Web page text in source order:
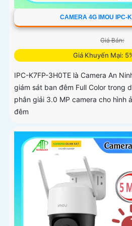
CAMERA 4G IMOU IPC-
Giá Bán:
Giá Khuyến Mại:
IPC-K7FP-3H0TE là Camera An
giám sát ban đêm Full Color trong
phân giải 3.0 MP camera cho hình
đêm